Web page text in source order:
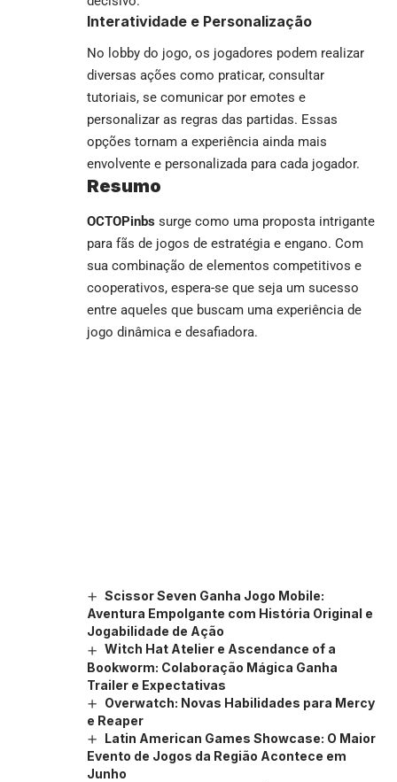
Interatividade e Personalização
No lobby do jogo, os jogadores podem realizar
diversas ações como praticar, consultar
tutoriais, se comunicar por emotes e
personalizar as regras das partidas. Essas
opções tornam a experiência ainda mais
envolvente e personalizada para cada jogador.
Resumo
OCTOPinbs surge como uma proposta intrigante
para fãs de jogos de estratégia e engano. Com
sua combinação de elementos competitivos e
cooperativos, espera-se que seja um sucesso
entre aqueles que buscam uma experiência de
jogo dinâmica e desafiadora.
Scissor Seven Ganha Jogo Mobile:
Aventura Empolgante com História Original e
Jogabilidade de Ação
Witch Hat Atelier e Ascendance of a
Bookworm: Colaboração Mágica Ganha
Trailer e Expectativas
Overwatch: Novas Habilidades para Mercy
e Reaper
Latin American Games Showcase: O Maior
Evento de Jogos da Região Acontece em
Junho